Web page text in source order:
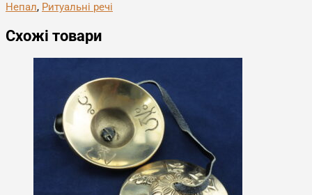
Непал, Ритуальні речі
Схожі товари